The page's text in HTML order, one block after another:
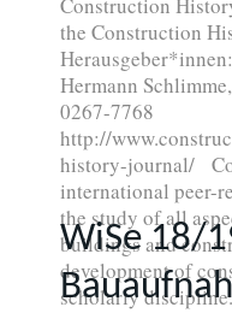
Construction
the Construction
Hermann
0267-7768
http://
history-journal/
international peer-
the study of all
buildings and
development of
scholarly
WiSe 18/